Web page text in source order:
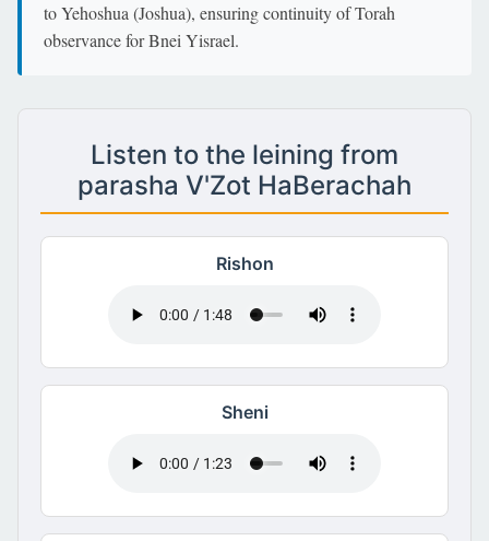
to Yehoshua (Joshua), ensuring continuity of Torah
observance for Bnei Yisrael.
Listen to the leining from
parasha V'Zot HaBerachah
Rishon
Sheni